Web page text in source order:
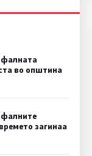
во општина
загинаа